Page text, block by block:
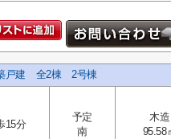
戸建 全2棟 2号棟
15分
予定
南
木造
95.58